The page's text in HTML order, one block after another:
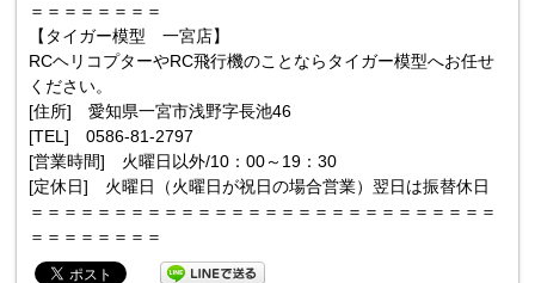
＝＝＝＝＝＝＝＝
【タイガー模型 一宮店】
RCヘリコプターやRC飛行機のことならタイガー模型へお任せ
ください。
[住所] 愛知県一宮市浅野字長池46
[TEL] 0586-81-2797
[営業時間] 火曜日以外/10：00～19：30
[定休日] 火曜日（火曜日が祝日の場合営業）翌日は振替休日
＝＝＝＝＝＝＝＝＝＝＝＝＝＝＝＝＝＝＝＝＝＝＝＝＝＝＝＝
＝＝＝＝＝＝＝＝